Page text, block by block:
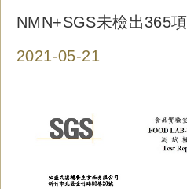
NMN+SGS未檢出365
2021-05-21